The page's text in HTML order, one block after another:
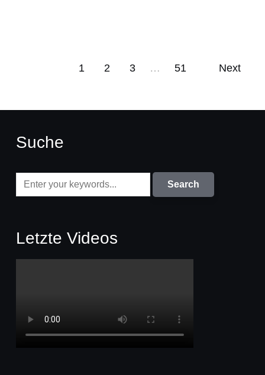
1 2 3 … 51 Next
Suche
Letzte Videos